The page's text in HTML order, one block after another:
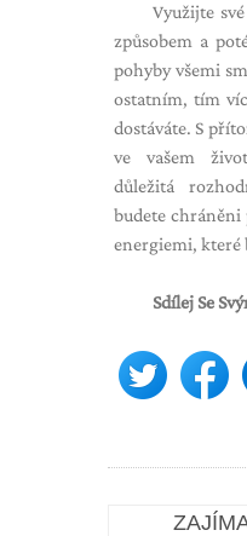
Využijte
způsobem a
pohyby všemi
ostatním, tím
dostáváte. S
ve vašem
důležitá
budete
energiemi, které
Sdílej Se